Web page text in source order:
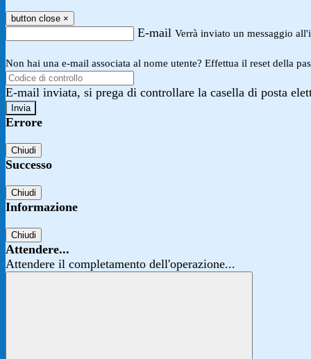
button close ×
E-mail Verrà inviato un messaggio
Non hai una e-mail associata al nome utente? Effettua il reset della
E-mail inviata, si prega di controllare la casella di posta
Errore
Chiudi
Successo
Chiudi
Informazione
Chiudi
Attendere...
Attendere il completamento dell'operazione...